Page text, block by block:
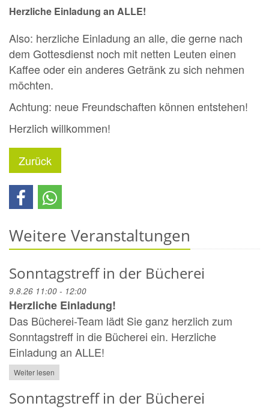
Herzliche Einladung an ALLE!
Also: herzliche Einladung an alle, die gerne nach
dem Gottesdienst noch mit netten Leuten einen
Kaffee oder ein anderes Getränk zu sich nehmen
möchten.
Achtung: neue Freundschaften können entstehen!
Herzlich willkommen!
Zurück
Weitere Veranstaltungen
Sonntagstreff in der Bücherei
9.8.26 11:00 - 12:00
Herzliche Einladung!
Das Bücherei-Team lädt Sie ganz herzlich zum
Sonntagstreff in die Bücherei ein. Herzliche
Einladung an ALLE!
Weiter lesen
Sonntagstreff in der Bücherei